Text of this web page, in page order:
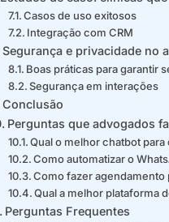
Casos de uso exitosos
Integração com CRM
Segurança e privacidade no
Boas práticas para garantir
Segurança em interações
Conclusão
Perguntas que advogados
Qual o melhor chatbot para
Como automatizar o
Como fazer agendamento
Qual a melhor plataforma
Perguntas Frequentes